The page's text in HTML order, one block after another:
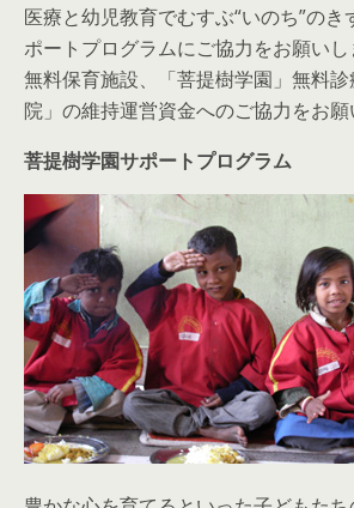
医療と幼児教育でむすぶ“いのち”の
ポートプログラムにご協力をお願いし
無料保育施設、「菩提樹学園」無料
院」の維持運営資金へのご協力をお願
菩提樹学園サポートプログラム